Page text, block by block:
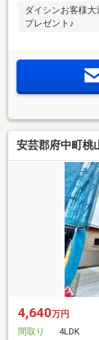
ダイシンお客様
プレゼント♪
安芸郡府中町桃
4,640万円
間取り
4LDK